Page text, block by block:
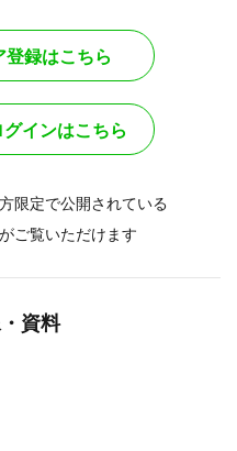
登録はこちら
インはこちら
限定で公開されている
ご覧いただけます
資料